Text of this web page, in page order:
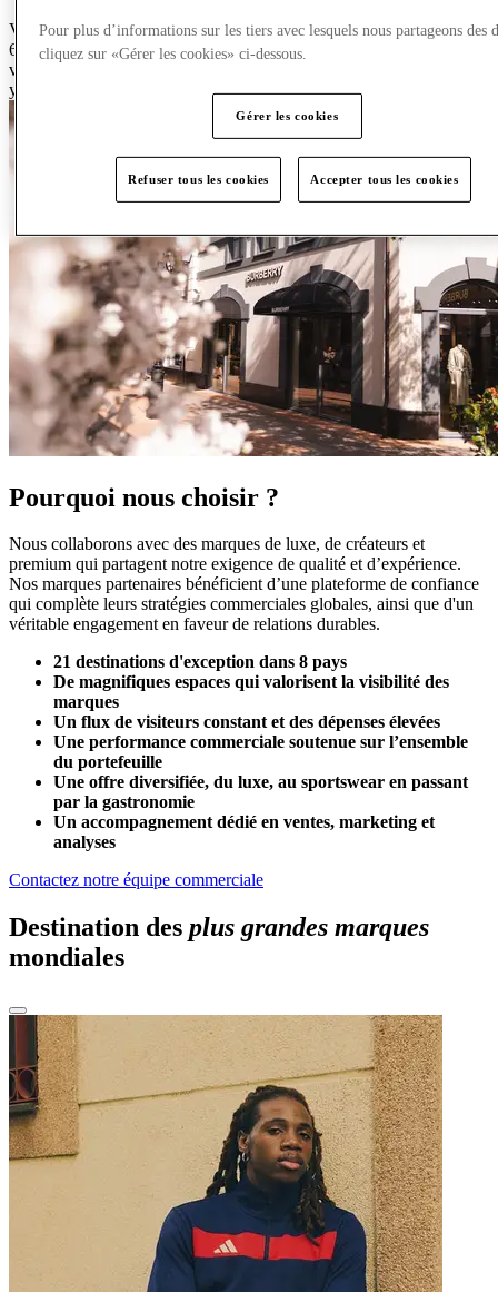
Visiteurs chaque année
600 thousand of retail space, 21 countries, 90 centers, {3} million
visitors every year, {4} billion portfolio revenue, +{5}% growth this
year
Pourquoi nous choisir ?
Nous collaborons avec des marques de luxe, de créateurs et
premium qui partagent notre exigence de qualité et d’expérience.
Nos marques partenaires bénéficient d’une plateforme de confiance
qui complète leurs stratégies commerciales globales, ainsi que d'un
véritable engagement en faveur de relations durables.
21 destinations d'exception dans 8 pays
De magnifiques espaces qui valorisent la visibilité des
marques
Un flux de visiteurs constant et des dépenses élevées
Une performance commerciale soutenue sur l’ensemble
du portefeuille
Une offre diversifiée, du luxe, au sportswear en passant
par la gastronomie
Un accompagnement dédié en ventes, marketing et
analyses
Contactez notre équipe commerciale
Destination des plus grandes marques
mondiales
Pour plus d’informations sur les tiers avec lesquels nous partageons des
cliquez sur «Gérer les cookies» ci-dessous.
Gérer les cookies
Refuser tous les cookies Accepter tous les cookies